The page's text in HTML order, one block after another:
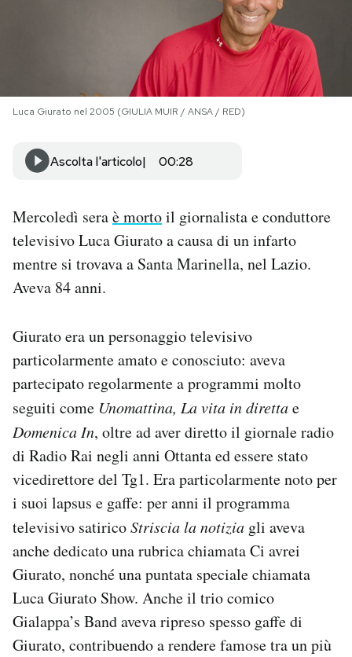
SHOP
CALENDARIO
AREA PERSONALE
Newsletter
Notifiche mobile
Hai bisogno di aiuto?
Esci
Luca Giurato nel 2005 (GIULIA MUIR / ANSA / RED)
Ascolta l'articolo 00:28
Mercoledì seraè mortoil giornalista e conduttore
televisivo Luca Giurato a causa di un infarto
mentre si trovava a Santa Marinella, nel Lazio.
Aveva 84 anni.
Giurato era un personaggio televisivo
particolarmente amato e conosciuto: aveva
partecipato regolarmente a programmi molto
seguiti come Unomattina, La vita in direttae
Domenica In, oltre ad aver diretto il giornale radio
di Radio Rai negli anni Ottanta ed essere stato
vicedirettore del Tg1. Era particolarmente noto per
i suoi lapsus e gaffe: per anni il programma
televisivo satiricoStriscia la notizia gli aveva
anche dedicato una rubrica chiamata Ci avrei
Giurato, nonché una puntata speciale chiamata
Luca Giurato Show. Anche il trio comico
Gialappa’s Band aveva ripreso spesso gaffe di
Giurato, contribuendo a rendere famose tra un più